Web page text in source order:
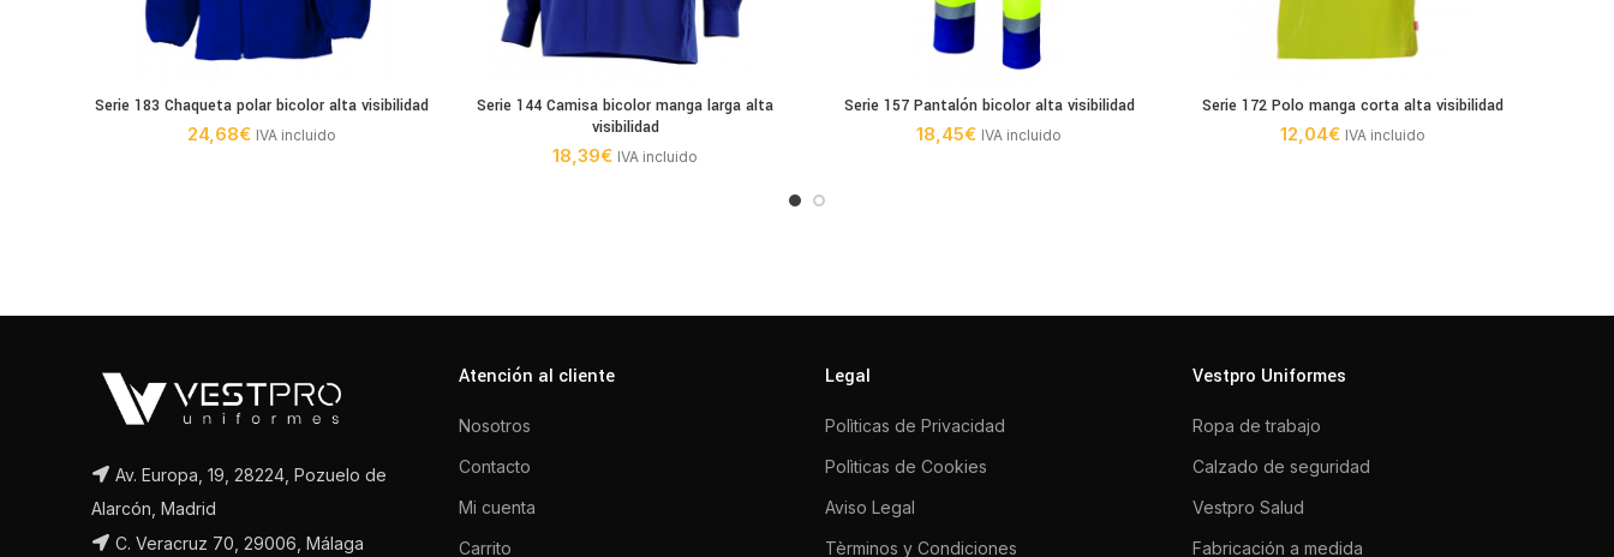
Serie 183 Chaqueta polar bicolor alta visibilidad
24,68€ IVA incluido
Serie 144 Camisa bicolor manga larga alta
visibilidad
18,39€ IVA incluido
Serie 157 Pantalón bicolor alta visibilidad
18,45€ IVA incluido
Serie 172 Polo manga corta alta visibilidad
12,04€ IVA incluido
Av. Europa, 19, 28224, Pozuelo de
Alarcón, Madrid
C. Veracruz 70, 29006, Málaga
Atención al cliente
Nosotros
Contacto
Mi cuenta
Carrito
Legal
Polìticas de Privacidad
Polìticas de Cookies
Aviso Legal
Tèrminos y Condiciones
Vestpro Uniformes
Ropa de trabajo
Calzado de seguridad
Vestpro Salud
Fabricación a medida